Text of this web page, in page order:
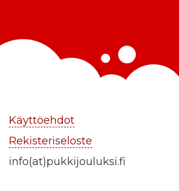
Käyttöehdot
Rekisteriseloste
info(at)pukkijouluksi.fi